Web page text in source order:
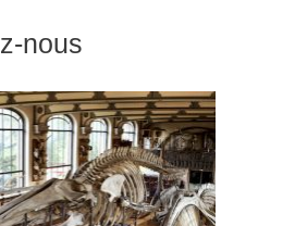
nous